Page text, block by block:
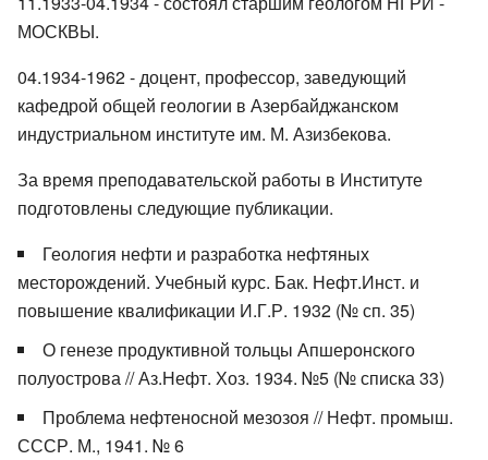
МОСКВЫ.
04.1934-1962 - доцент, профессор, заведующий
кафедрой общей геологии в Азербайджанском
индустриальном институте им. М. Азизбекова.
За время преподавательской работы в Институте
подготовлены следующие публикации.
Геология нефти и разработка нефтяных
месторождений. Учебный курс. Бак. Нефт.Инст. и
повышение квалификации И.Г.Р. 1932 (№ сп. 35)
О генезе продуктивной тольцы Апшеронского
полуострова // Аз.Нефт. Хоз. 1934. №5 (№ списка 33)
Проблема нефтеносной мезозоя // Нефт. промыш.
СССР. М., 1941. № 6